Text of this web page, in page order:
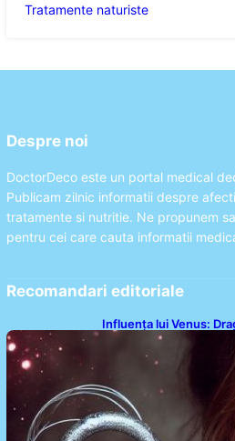
Tratamente naturiste
Despre noi
DoctorDeco este un portal medical
Publicam zilnic informatii despre
tratamente si nutritie. Ne propunem
pentru cei care cauta informatii
Recomandari editoriale
Influența lui Venus:
pentru Tauri și Balanțe